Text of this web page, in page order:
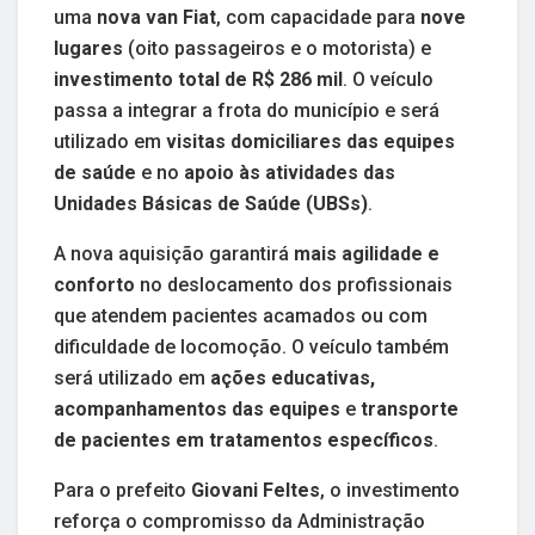
uma nova van Fiat, com capacidade para nove
lugares (oito passageiros e o motorista) e
investimento total de R$ 286 mil . O veículo
passa a integrar a frota do município e será
utilizado em visitas domiciliares das equipes
de saúde e no apoio às atividades das
Unidades Básicas de Saúde (UBSs).
A nova aquisição garantirá mais agilidade e
conforto no deslocamento dos profissionais
que atendem pacientes acamados ou com
dificuldade de locomoção. O veículo também
será utilizado em ações educativas,
acompanhamentos das equipes e transporte
de pacientes em tratamentos específicos.
Para o prefeito Giovani Feltes, o investimento
reforça o compromisso da Administração